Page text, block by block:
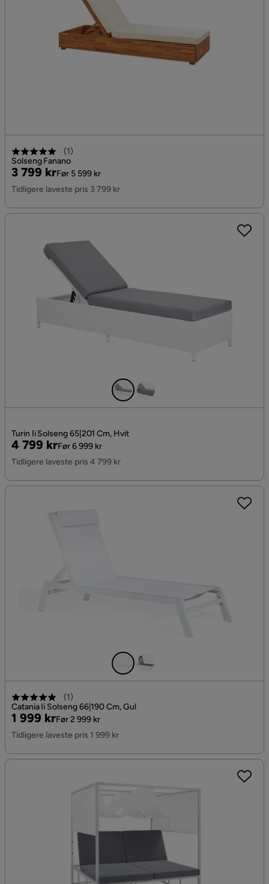
(1)
Solseng Fanano
Pris
3 799 kr
Original
Pris
Før 5 599 kr
Tidligere laveste pris 3 799 kr
Turin Ii Solseng 65|201 Cm, Hvit
Pris
4 799 kr
Original
Pris
Før 6 999 kr
Tidligere laveste pris 4 799 kr
(1)
Catania Ii Solseng 66|190 Cm, Gul
Pris
1 999 kr
Original
Pris
Før 2 999 kr
Tidligere laveste pris 1 999 kr